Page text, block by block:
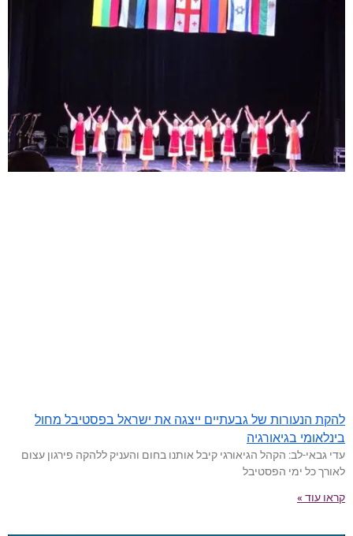
להקת הנעורות של גבעתיים ייצגה את ישראל בפסטיבל מחול
בינלאומי בגיאורגיה
עדי גבאי-לב: הקהל הגיאורגי קיבל אותנו בחום והעניק ללהקה פירגון עצום
לאורך כל ימי הפסטיבל
קראו עוד »